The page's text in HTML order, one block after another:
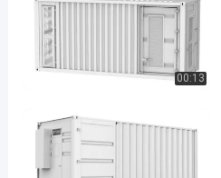
Απαράμιλλη
Ενεργειακή
Απόδοση
Σύστημα
Αποθήκευσης
Ενέργειας
00:13